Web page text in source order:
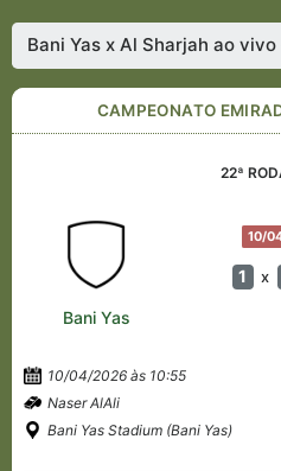
Bani Yas x Al Sharjah ao vivo
CAMPEONATO
22ª
10/
1 x
Bani Yas
10/04/2026 às 10:55
Naser AlAli
Bani Yas Stadium (Bani Yas)